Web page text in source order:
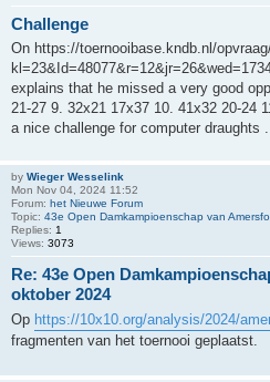
Challenge
On https://toernooibase.kndb.nl/
explains that he missed a very good
21-27 9. 32x21 17x37 10. 41x32 20-24
a nice challenge for computer draughts
by Wieger Wesselink
Mon Nov 04, 2024 11:52
Forum: het Nieuwe Forum
Topic: 43e Open Damkampioenschap van
Replies: 1
Views: 3073
Re: 43e Open
oktober 2024
Op https://10x10.org/analysis/2024/
fragmenten van het toernooi geplaatst.